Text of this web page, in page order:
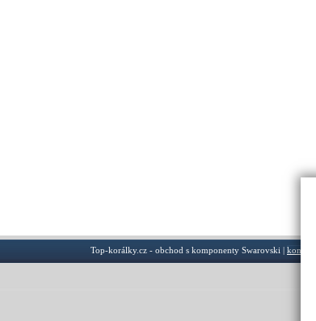
Top-korálky.cz - obchod s komponenty Swarovski | kontakt